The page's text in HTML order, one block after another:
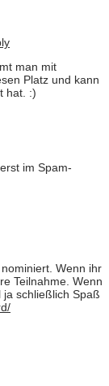
man mit
Platz und kann
hat. :)
im Spam-
Wenn ihr
Teilnahme. Wenn
ja schließlich Spaß